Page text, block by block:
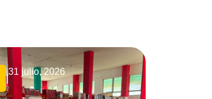
|
31 julio, 2026